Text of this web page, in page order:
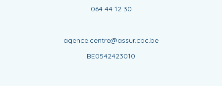
064 44 12 30
agence.centre@assur.cbc.be
BE0542423010